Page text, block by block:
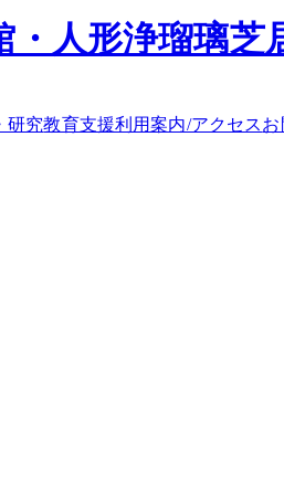
・人形浄瑠璃芝
研究教育支援利用案内/アクセスお